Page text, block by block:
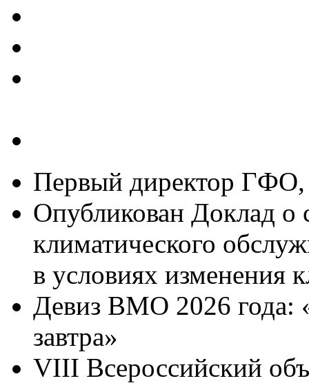
Первый директор
Опубликован Доклад о
климатического
в условиях изменения
Девиз ВМО 2026 года:
завтра»
VIII Всероссийский